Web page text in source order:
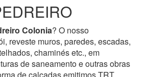
Colonia? O nosso
reveste muros, paredes, escadas,
chaminés etc., em
de saneamento e outras obras